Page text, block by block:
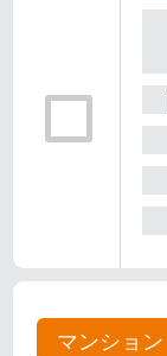
マンション